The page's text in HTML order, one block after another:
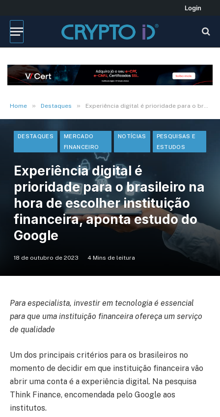
Login
Home » Destaques » Experiência digital é prioridade para o brasileiro na hora de escolher instituição financeira, aponta estudo do Google
DESTAQUES
MERCADO
FINANCEIRO
NOTÍCIAS
PESQUISAS E
ESTUDOS
Experiência digital é
prioridade para o brasileiro na
hora de escolher instituição
financeira, aponta estudo do
Google
18 de outubro de 2023 4 Mins de leitura
Para especialista, investir em tecnologia é essencial
para que uma instituição financeira ofereça um serviço
de qualidade
Um dos principais critérios para os brasileiros no
momento de decidir em que instituição financeira vão
abrir uma conta é a experiência digital. Na pesquisa
Think Finance, encomendada pelo Google aos
institutos.